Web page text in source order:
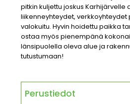
pitkin kuljettu joskus Karhijärvelle
liikenneyhteydet, verkkoyhteydet
valokuitu. Hyvin hoidettu paikka
ostaa myös pienempänä
länsipuolella oleva alue ja
tutustumaan!
Perustiedot